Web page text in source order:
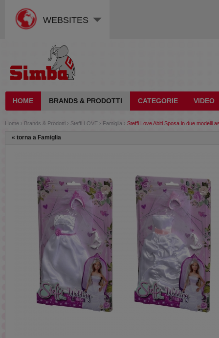
WEBSITES
HOME BRANDS & PRODOTTI CATEGORIE VIDEO
Home › Brands & Prodotti › Steffi LOVE › Famiglia › Steffi Love Abiti Sposa in due modelli
« torna a Famiglia